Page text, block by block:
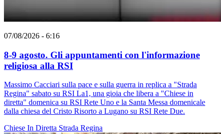
07/08/2026 - 6:16
8-9 agosto. Gli appuntamenti con l'informazione
religiosa alla RSI
Massimo Cacciari sulla pace e sulla guerra in replica a "Strada
Regina" sabato su RSI La1, una gioia che libera a "Chiese in
diretta" domenica su RSI Rete Uno e la Santa Messa domenicale
dalla chiesa del Cristo Risorto a Lugano su RSI Rete Due.
Chiese In Diretta Strada Regina